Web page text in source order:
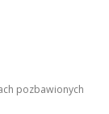
pozbawionych